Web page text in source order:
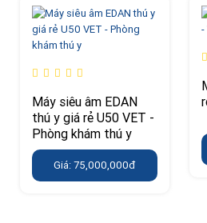
Máy siêu âm EDAN
thú y giá rẻ U50 VET -
Phòng khám thú y
Giá: 75,000,000đ